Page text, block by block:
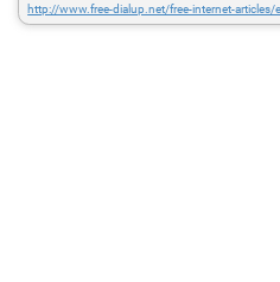
http://www.free-dialup.net/free-internet-